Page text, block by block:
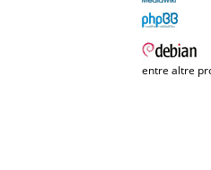
entre altre